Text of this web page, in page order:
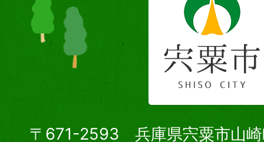
〒671-2593 兵庫県宍粟市山崎